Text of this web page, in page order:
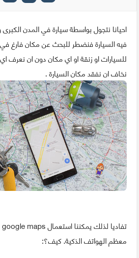
احيانا نتجول بواسطة سيارة في المدن
فيه السيارة فنضطر للبحث عن مكان فارغ
للسيارات او زنقة او اي مكان دون ان نعرف
نخاف ان نفقد مكان السيارة .
معظم الهواتف الذكية. كيف؟: